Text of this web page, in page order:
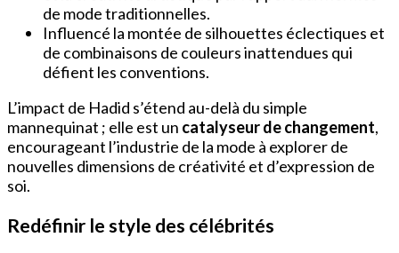
de mode traditionnelles.
Influencé la montée de silhouettes éclectiques et
de combinaisons de couleurs inattendues qui
défient les conventions.
L’impact de Hadid s’étend au-delà du simple
mannequinat ; elle est un catalyseur de changement,
encourageant l’industrie de la mode à explorer de
nouvelles dimensions de créativité et d’expression de
soi.
Redéfinir le style des célébrités